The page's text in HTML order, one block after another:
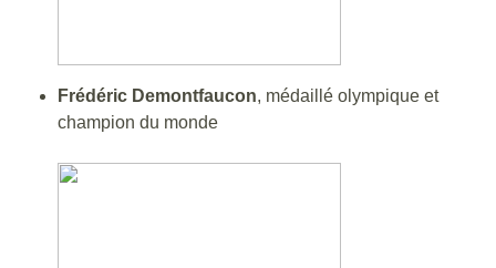
Frédéric Demontfaucon, médaillé olympique et
champion du monde